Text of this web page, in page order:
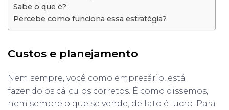
Sabe o que é?
Percebe como funciona essa estratégia?
Custos e planejamento
Nem sempre, você como empresário, está
fazendo os cálculos corretos. É como dissemos,
nem sempre o que se vende, de fato é lucro. Para